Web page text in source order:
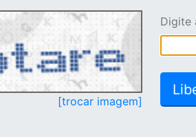
[trocar imagem]
Digite